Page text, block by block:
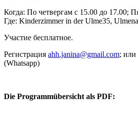
Когда: По четвергам с 15.00 до 17.00;
Где: Kinderzimmer in der Ulme35,
Участие бесплатное.
Регистрация ahh.janina@gmail.com; или
(Whatsapp)
Die Programmübersicht als PDF: